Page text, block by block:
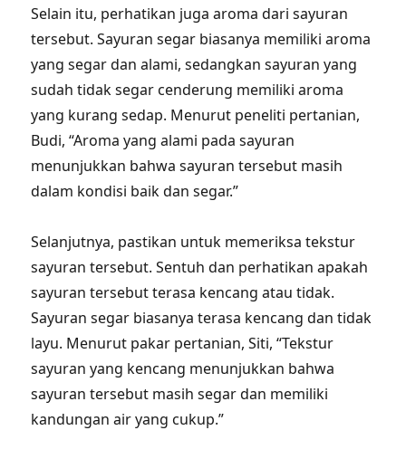
Selain itu, perhatikan juga aroma dari sayuran
tersebut. Sayuran segar biasanya memiliki aroma
yang segar dan alami, sedangkan sayuran yang
sudah tidak segar cenderung memiliki aroma
yang kurang sedap. Menurut peneliti pertanian,
Budi, “Aroma yang alami pada sayuran
menunjukkan bahwa sayuran tersebut masih
dalam kondisi baik dan segar.”
Selanjutnya, pastikan untuk memeriksa tekstur
sayuran tersebut. Sentuh dan perhatikan apakah
sayuran tersebut terasa kencang atau tidak.
Sayuran segar biasanya terasa kencang dan tidak
layu. Menurut pakar pertanian, Siti, “Tekstur
sayuran yang kencang menunjukkan bahwa
sayuran tersebut masih segar dan memiliki
kandungan air yang cukup.”